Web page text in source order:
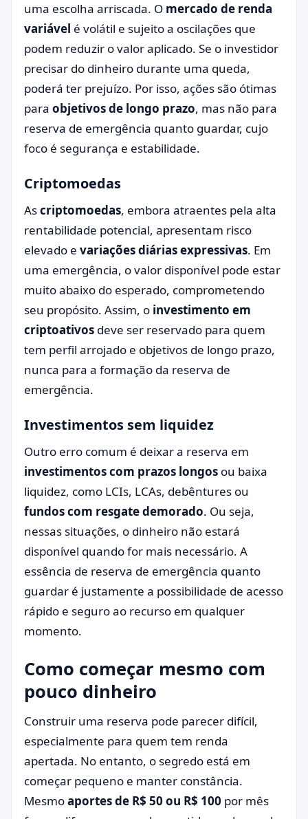
uma escolha arriscada. O mercado de renda
variável é volátil e sujeito a oscilações que
podem reduzir o valor aplicado. Se o investidor
precisar do dinheiro durante uma queda,
poderá ter prejuízo. Por isso, ações são ótimas
para objetivos de longo prazo, mas não para
reserva de emergência quanto guardar, cujo
foco é segurança e estabilidade.
Criptomoedas
Ascriptomoedas, embora atraentes pela alta
rentabilidade potencial, apresentam risco
elevado e variações diárias expressivas. Em
uma emergência, o valor disponível pode estar
muito abaixo do esperado, comprometendo
seu propósito. Assim, o investimento em
criptoativos deve ser reservado para quem
tem perfil arrojado e objetivos de longo prazo,
nunca para a formação da reserva de
emergência.
Investimentos sem liquidez
Outro erro comum é deixar a reserva em
investimentos com prazos longos ou baixa
liquidez, como LCIs, LCAs, debêntures ou
fundos com resgate demorado. Ou seja,
nessas situações, o dinheiro não estará
disponível quando for mais necessário. A
essência de reserva de emergência quanto
guardar é justamente a possibilidade de acesso
rápido e seguro ao recurso em qualquer
momento.
Como começar mesmo com
pouco dinheiro
Construir uma reserva pode parecer difícil,
especialmente para quem tem renda
apertada. No entanto, o segredo está em
começar pequeno e manter constância.
Mesmoaportes de R$ 50 ou R$ 100 por mês